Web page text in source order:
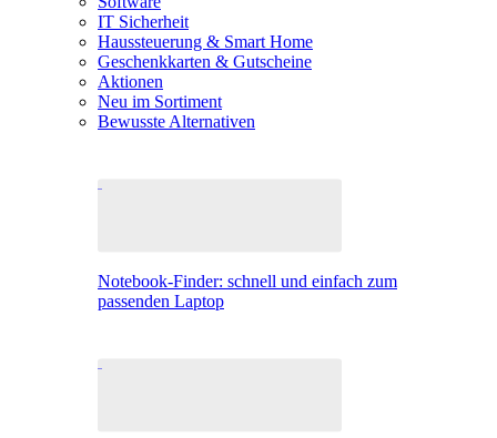
IT Sicherheit
Haussteuerung & Smart Home
Geschenkkarten & Gutscheine
Aktionen
Neu im Sortiment
Bewusste Alternativen
Notebook-Finder: schnell und einfach zum
passenden Laptop